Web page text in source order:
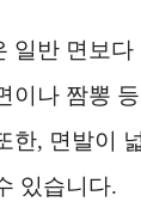
일반 면보다
이나 짬뽕
한, 면발이
있습니다.